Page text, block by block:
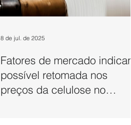
Fatores de mercado indicam
possível retomada nos
preços da celulose no
8 de jul. de 2025